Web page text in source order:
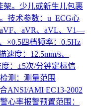
架。少儿或新生儿包裹
技术参数：u ECG心
、aVR、aVL、V1—
×0.5四档频率：0.5Hz
度：12.5mm/s、
度：±5次/分钟定标信
测：测量范围
ANSI/AMI EC13-2002
心率报警预置范围：